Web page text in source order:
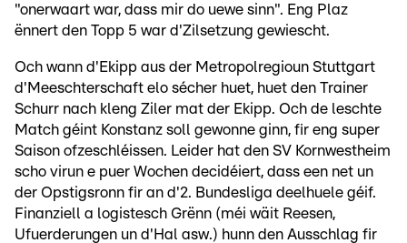
"onerwaart war, dass mir do uewe sinn". Eng Plaz
ënnert den Topp 5 war d'Zilsetzung gewiescht.
Och wann d'Ekipp aus der Metropolregioun Stuttgart
d'Meeschterschaft elo sécher huet, huet den Trainer
Schurr nach kleng Ziler mat der Ekipp. Och de leschte
Match géint Konstanz soll gewonne ginn, fir eng super
Saison ofzeschléissen. Leider hat den SV Kornwestheim
scho virun e puer Wochen decidéiert, dass een net un
der Opstigsronn fir an d'2. Bundesliga deelhuele géif.
Finanziell a logistesch Grënn (méi wäit Reesen,
Ufuerderungen un d'Hal asw.) hunn den Ausschlag fir